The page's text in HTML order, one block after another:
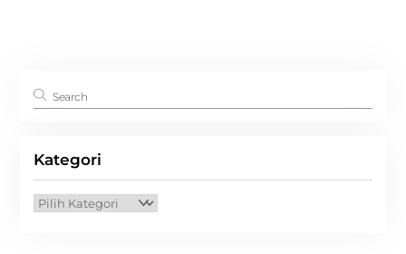
Kategori
Kategori